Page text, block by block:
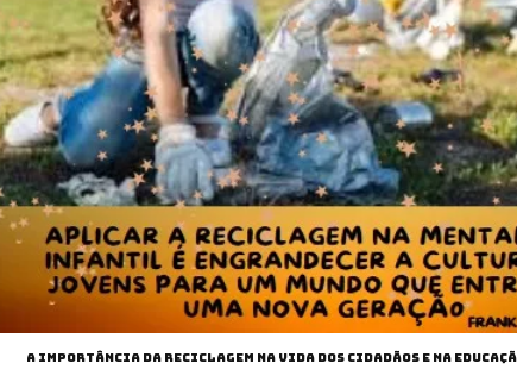
A IMPORTÂNCIA DA RECICLAGEM NA VIDA DOS CIDADÃOS E NA